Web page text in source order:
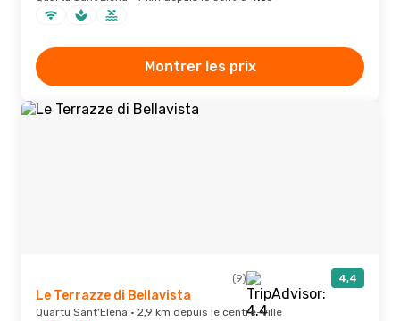
Montrer les prix
(9) 4,4
Le Terrazze di Bellavista
Quartu Sant'Elena · 2,9 km depuis le centre-ville